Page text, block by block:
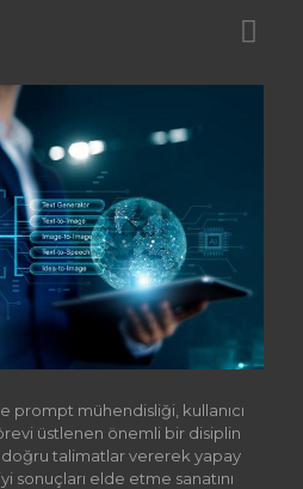
prompt mühendisliği, kullanıcı
üstlenen önemli bir disiplin
doğru talimatlar vererek yapay
sonuçları elde etme sanatını